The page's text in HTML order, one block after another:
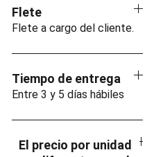
Flete
Flete a cargo del cliente.
Tiempo de entrega
Entre 3 y 5 días hábiles
El precio por unidad